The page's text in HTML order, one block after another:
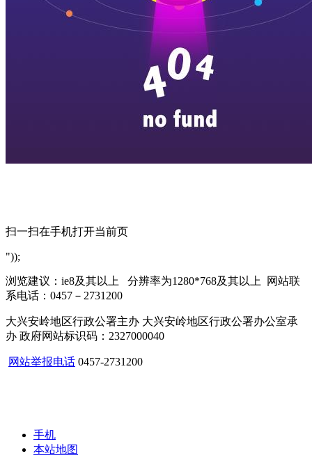
扫一扫在手机打开当前页
"));
浏览建议：ie8及其以上 分辨率为1280*768及其以上 网站联
系电话：0457－2731200
大兴安岭地区行政公署主办 大兴安岭地区行政公署办公室承
办 政府网站标识码：2327000040
网站举报电话 0457-2731200
手机
本站地图